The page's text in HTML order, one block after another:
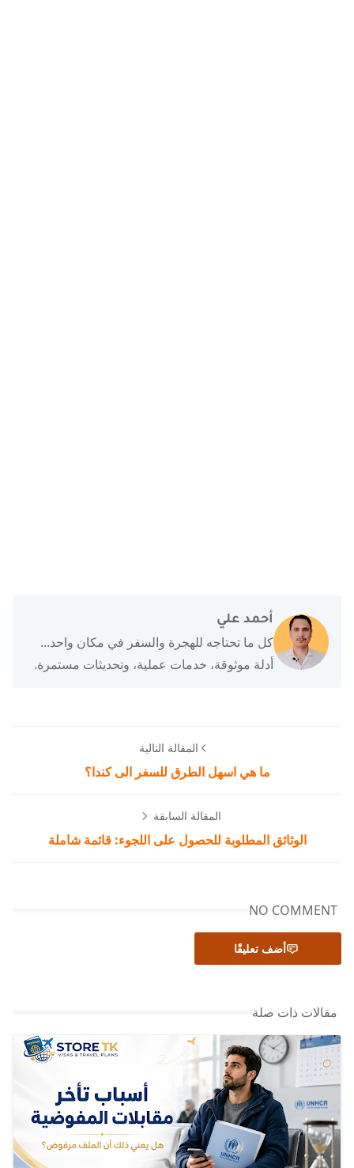
أحمد علي
كل ما تحتاجه للهجرة والسفر في مكان واحد...
أدلة موثوقة، خدمات عملية، وتحديثات مستمرة.
المقالة التالية
ما هي اسهل الطرق للسفر الى كندا؟
المقالة السابقة
الوثائق المطلوبة للحصول على اللجوء: قائمة شاملة
NO COMMENT
أضف تعليقًا
مقالات ذات صلة